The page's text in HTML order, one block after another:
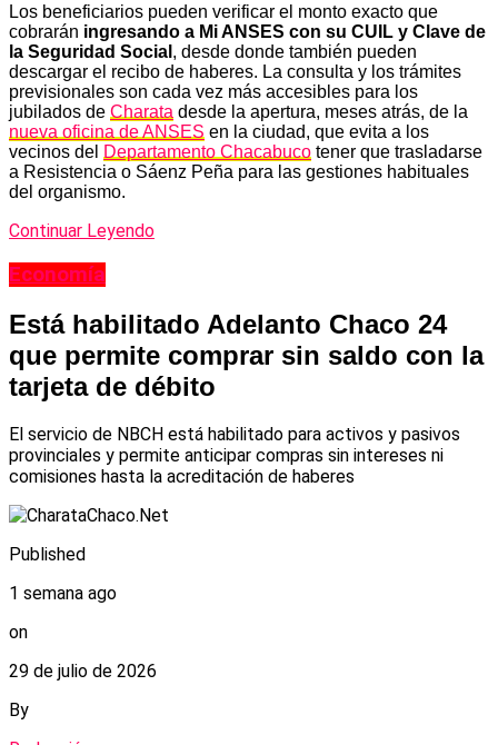
Los beneficiarios pueden verificar el monto exacto que
cobrarán ingresando a Mi ANSES con su CUIL y Clave de
la Seguridad Social , desde donde también pueden
descargar el recibo de haberes. La consulta y los trámites
previsionales son cada vez más accesibles para los
jubilados de Charata desde la apertura, meses atrás, de la
nueva oficina de ANSES en la ciudad, que evita a los
vecinos del Departamento Chacabuco tener que trasladarse
a Resistencia o Sáenz Peña para las gestiones habituales
del organismo.
Continuar Leyendo
Economía
Está habilitado Adelanto Chaco 24
que permite comprar sin saldo con la
tarjeta de débito
El servicio de NBCH está habilitado para activos y pasivos
provinciales y permite anticipar compras sin intereses ni
comisiones hasta la acreditación de haberes
Published
1 semana ago
on
29 de julio de 2026
By